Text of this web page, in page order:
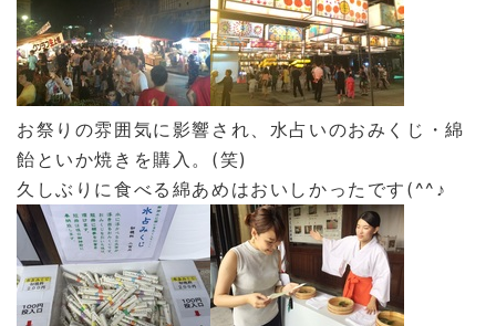
お祭りの雰囲気に影響され、水占いのおみくじ・綿
飴といか焼きを購入。(笑)
久しぶりに食べる綿あめはおいしかったです(^^♪